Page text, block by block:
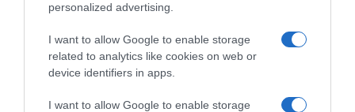
personalized advertising.
I want to allow Google to enable storage
related to analytics like cookies on web or
device identifiers in apps.
I want to allow Google to enable storage